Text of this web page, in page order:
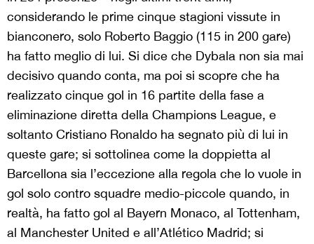
considerando le prime cinque stagioni vissute in
bianconero, solo Roberto Baggio (115 in 200 gare)
ha fatto meglio di lui. Si dice che Dybala non sia mai
decisivo quando conta, ma poi si scopre che ha
realizzato cinque gol in 16 partite della fase a
eliminazione diretta della Champions League, e
soltanto Cristiano Ronaldo ha segnato più di lui in
queste gare; si sottolinea come la doppietta al
Barcellona sia l’eccezione alla regola che lo vuole in
gol solo contro squadre medio-piccole quando, in
realtà, ha fatto gol al Bayern Monaco, al Tottenham,
al Manchester United e all’Atlético Madrid; si